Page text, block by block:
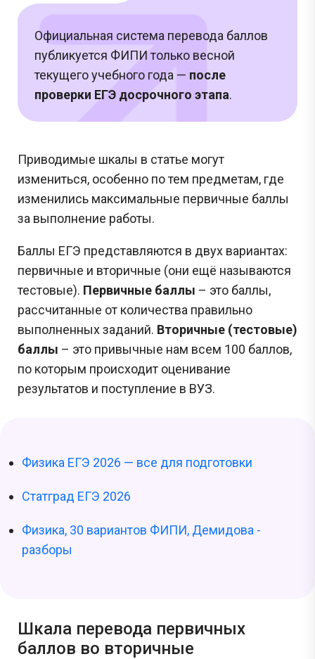
Официальная система перевода баллов
публикуется ФИПИ только весной
текущего учебного года — после
проверки ЕГЭ досрочного этапа.
Приводимые шкалы в статье могут
измениться, особенно по тем предметам, где
изменились максимальные первичные баллы
за выполнение работы.
Баллы ЕГЭ представляются в двух вариантах:
первичные и вторичные (они ещё называются
тестовые). Первичные баллы – это баллы,
рассчитанные от количества правильно
выполненных заданий. Вторичные (тестовые)
баллы – это привычные нам всем 100 баллов,
по которым происходит оценивание
результатов и поступление в ВУЗ.
Физика ЕГЭ 2026 — все для подготовки
Статград ЕГЭ 2026
Физика, 30 вариантов ФИПИ, Демидова -
разборы
Шкала перевода первичных
баллов во вторичные